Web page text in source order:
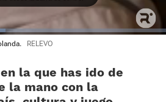
/ Duration
0:29
RELEVO
la que has ido de
la mano con la